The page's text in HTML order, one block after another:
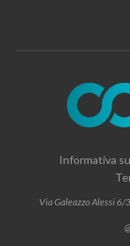
Informativa
Via Galeazzo Alessi